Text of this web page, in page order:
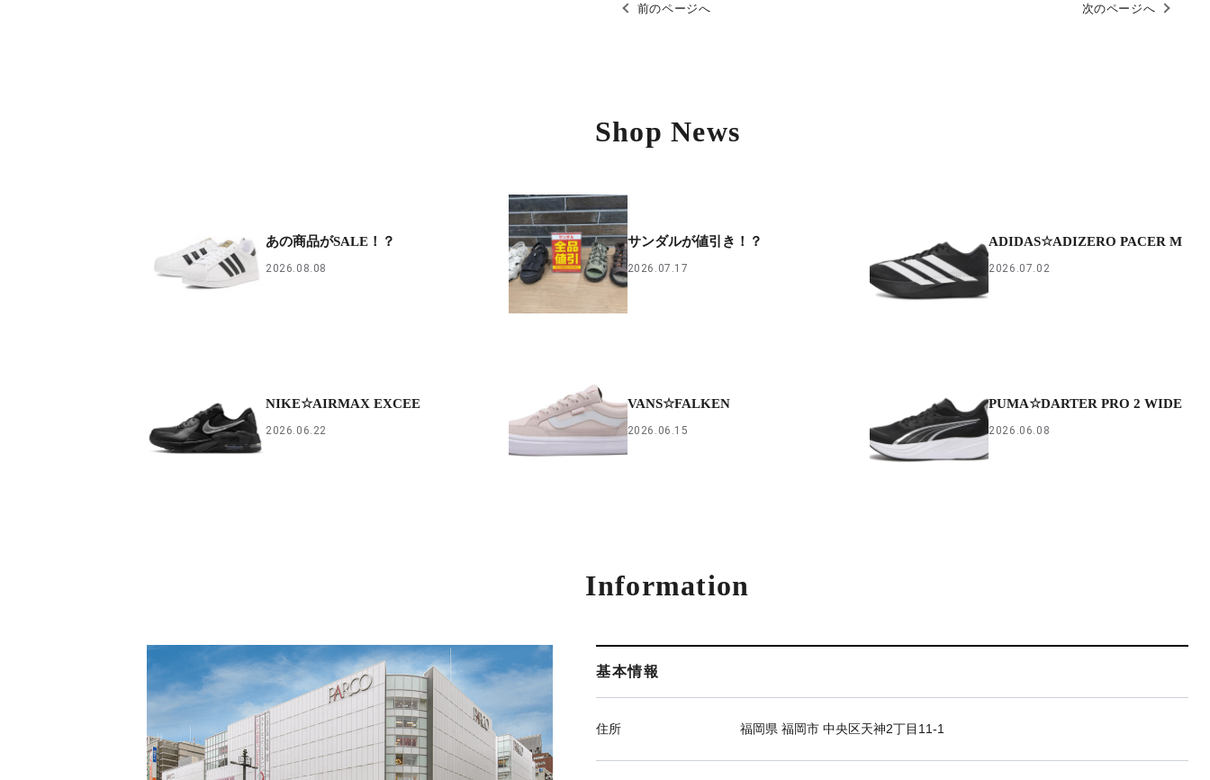
前のページへ 次のページへ
Shop News
あの商品がSALE！？
2026.08.08
サンダルが値引き！？
2026.07.17
ADIDAS☆ADIZERO PACER M
2026.07.02
NIKE☆AIRMAX EXCEE
2026.06.22
VANS☆FALKEN
2026.06.15
PUMA☆DARTER PRO 2 WIDE
2026.06.08
Information
基本情報
住所 福岡県 福岡市 中央区天神2丁目11-1